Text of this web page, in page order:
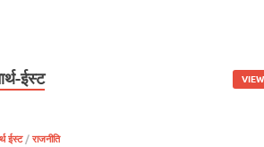
ईस्ट
ईस्ट/राजनीति